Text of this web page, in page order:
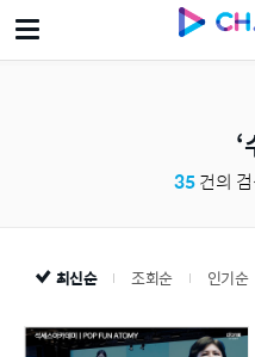
35건의
최신순 조회순 인기순